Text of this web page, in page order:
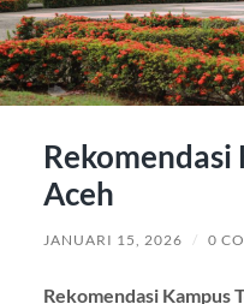
Rekomendasi
Aceh
JANUARI 15, 2026 / 0
Rekomendasi Kampus